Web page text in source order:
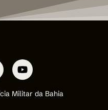
Militar da Bahia